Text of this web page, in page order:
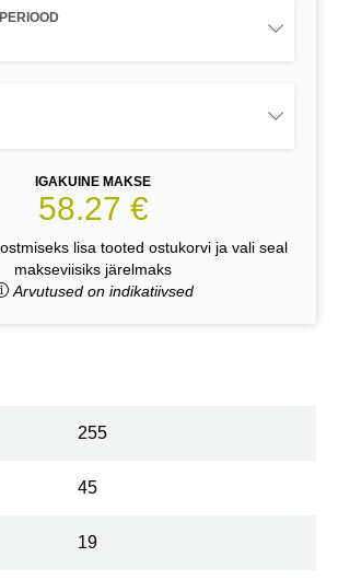
IGAKUINE MAKSE
58.27 €
lisa tooted ostukorvi ja vali seal
makseviisiks järelmaks
Arvutused on indikatiivsed
255
45
19